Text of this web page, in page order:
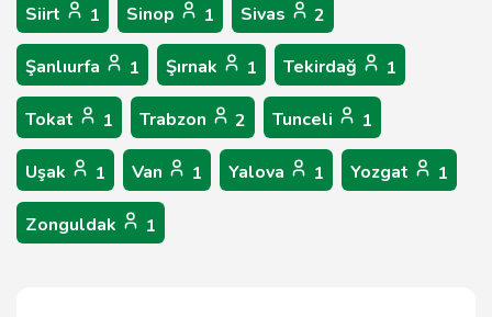
Siirt 1 Sinop 1 Sivas 2
Şanlıurfa 1 Şırnak 1 Tekirdağ 1
Tokat 1 Trabzon 2 Tunceli 1
Uşak 1 Van 1 Yalova 1 Yozgat 1
Zonguldak 1